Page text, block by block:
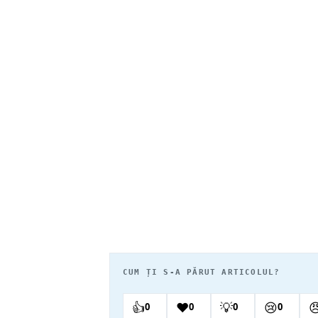
CUM ȚI S-A PĂRUT ARTICOLUL?
👍0 ❤️0 💡0 😢0